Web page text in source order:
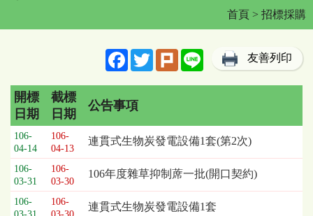
首頁 > 招標採購
FacebookTwitterPlurk Line 友善列印
招
標
採
購
列
表，
開標
日期
截標
日期
公告事項
106-
04-14
106-
04-13
連貫式生物炭發電設備1套(第2次)
106-
03-31
106-
03-30
106年度雜草抑制蓆一批(開口契約)
106-
106-
連貫式生物炭發電設備1套